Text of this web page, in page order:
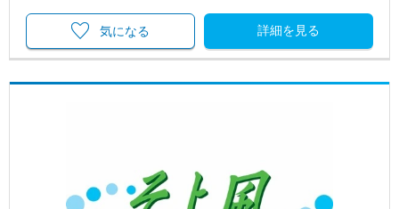
詳細を見る
気になる